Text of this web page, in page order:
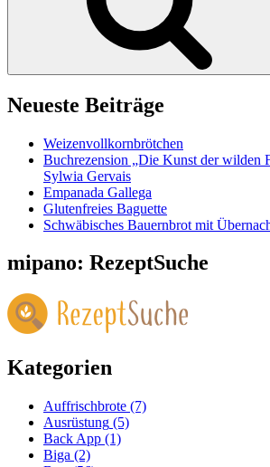
Neueste Beiträge
Weizenvollkornbrötchen
Buchrezension „Die Kunst der wilden
Sylwia Gervais
Empanada Gallega
Glutenfreies Baguette
Schwäbisches Bauernbrot mit
mipano: RezeptSuche
Kategorien
Auffrischbrote (7)
Ausrüstung (5)
Back App (1)
Biga (2)